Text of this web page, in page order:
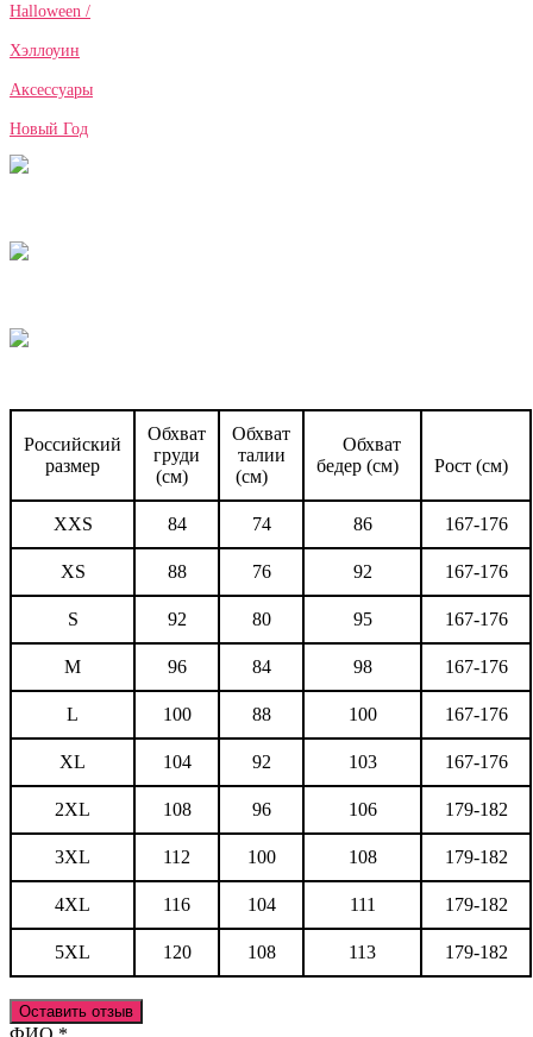
Halloween /
Хэллоуин
Аксессуары
Новый Год
Российский
размер
Обхват
груди
(см)
Обхват
талии
(см)
Обхват
бедер (см)
Рост (см)
XXS 84 74 86 167-176
XS 88 76 92 167-176
S 92 80 95 167-176
M 96 84 98 167-176
L 100 88 100 167-176
XL 104 92 103 167-176
2XL 108 96 106 179-182
3XL 112 100 108 179-182
4XL 116 104 111 179-182
5XL 120 108 113 179-182
Оставить отзыв